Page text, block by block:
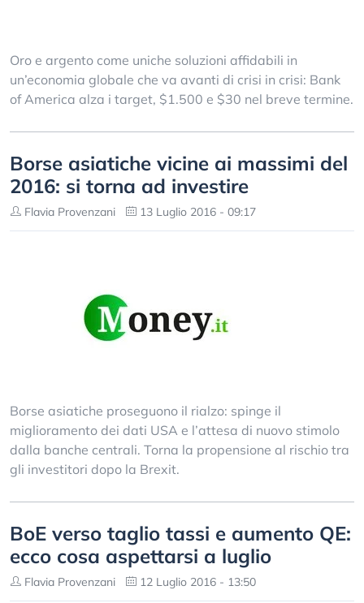
Oro e argento come uniche soluzioni affidabili in
un’economia globale che va avanti di crisi in crisi: Bank
of America alza i target, $1.500 e $30 nel breve termine.
Borse asiatiche vicine ai massimi del
2016: si torna ad investire
Flavia Provenzani 13 Luglio 2016 - 09:17
Borse asiatiche proseguono il rialzo: spinge il
miglioramento dei dati USA e l’attesa di nuovo stimolo
dalla banche centrali. Torna la propensione al rischio tra
gli investitori dopo la Brexit.
BoE verso taglio tassi e aumento QE:
ecco cosa aspettarsi a luglio
Flavia Provenzani 12 Luglio 2016 - 13:50